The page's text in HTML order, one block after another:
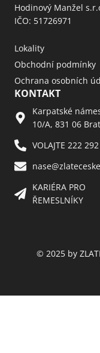
Hodinový Manžel
IČO: 51726971
Lokality
Obchodní podmínky
Ochrana osobních
KONTAKT
Karpatské
10/A, 831 06
VOLAJTE 222
KARIÉRA PRO
ŘEMESLNÍKY
© 2025 by